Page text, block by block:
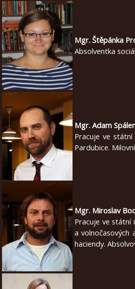
Mgr. Štěpánka
Absolventka
Mgr. Adam
Pracuje ve
Pardubice.
Mgr. Miroslav
Pracuje ve státní
a volnočasových
haciendy.